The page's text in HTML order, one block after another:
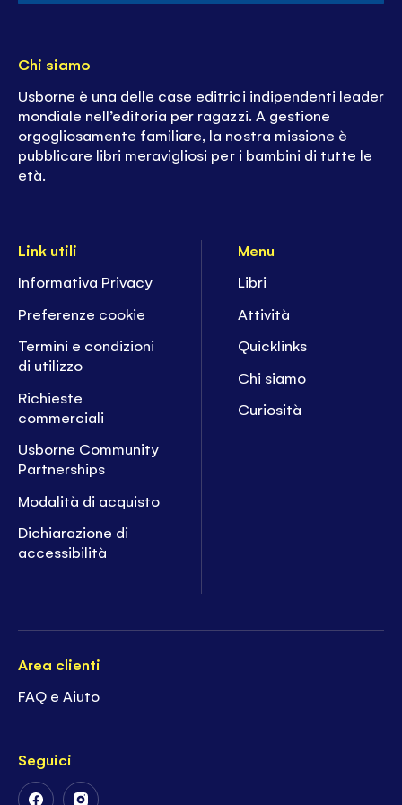
Link utili
Informativa Privacy
Preferenze cookie
Termini e condizioni
di utilizzo
Richieste
commerciali
Usborne Community
Partnerships
Modalità di acquisto
Dichiarazione di
accessibilità
Menu
Libri
Attività
Quicklinks
Chi siamo
Curiosità
Area clienti
FAQ e Aiuto
Seguici
Chi siamo
Usborne è una delle case editrici indipendenti leader
mondiale nell’editoria per ragazzi. A gestione
orgogliosamente familiare, la nostra missione è
pubblicare libri meravigliosi per i bambini di tutte le
età.